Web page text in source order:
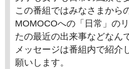
この番組ではみなさまから
MOMOCOへの「日常」の
たの最近の出来事などなん
メッセージは番組内で紹介
願いします。